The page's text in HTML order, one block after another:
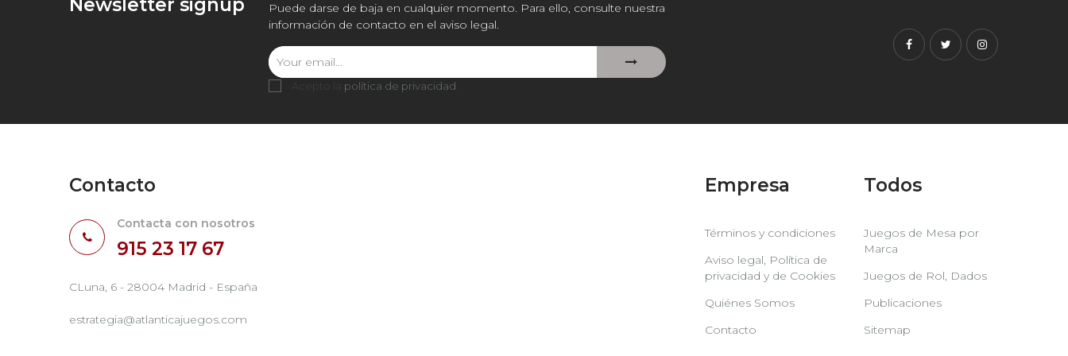
Newsletter signup
Puede darse de baja en cualquier momento. Para ello, consulte nuestra
información de contacto en el aviso legal.
Acepto la política de privacidad
Facebook
TwitterInstagram
Contacto
Contacta con nosotros
915 23 17 67
CLuna, 6 - 28004 Madrid - España
estrategia@atlanticajuegos.com
Empresa
Términos y condiciones
Aviso legal, Política de
privacidad y de Cookies
Quiénes Somos
Contacto
Todos
Juegos de Mesa por
Marca
Juegos de Rol, Dados
Publicaciones
Sitemap